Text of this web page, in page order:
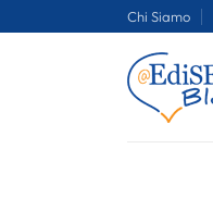
Chi Siamo